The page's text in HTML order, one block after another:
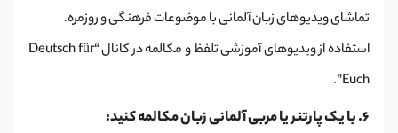
تماشای ویدیوهای زبان آلمانی با موضوعات فرهنگی و روزمره.
استفاده از ویدیوهای آموزشی تلفظ و مکالمه در کانال “Deutsch für
Euch”.
6. با یک پارتنر یا مربی آلمانی زبان مکالمه کنید: